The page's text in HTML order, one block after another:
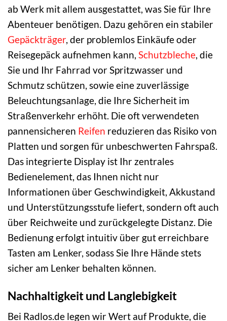
ab Werk mit allem ausgestattet, was Sie für Ihre
Abenteuer benötigen. Dazu gehören ein stabiler
Gepäckträger, der problemlos Einkäufe oder
Reisegepäck aufnehmen kann, Schutzbleche, die
Sie und Ihr Fahrrad vor Spritzwasser und
Schmutz schützen, sowie eine zuverlässige
Beleuchtungsanlage, die Ihre Sicherheit im
Straßenverkehr erhöht. Die oft verwendeten
pannensicheren Reifen reduzieren das Risiko von
Platten und sorgen für unbeschwerten Fahrspaß.
Das integrierte Display ist Ihr zentrales
Bedienelement, das Ihnen nicht nur
Informationen über Geschwindigkeit, Akkustand
und Unterstützungsstufe liefert, sondern oft auch
über Reichweite und zurückgelegte Distanz. Die
Bedienung erfolgt intuitiv über gut erreichbare
Tasten am Lenker, sodass Sie Ihre Hände stets
sicher am Lenker behalten können.
Nachhaltigkeit und Langlebigkeit
Bei Radlos.de legen wir Wert auf Produkte, die